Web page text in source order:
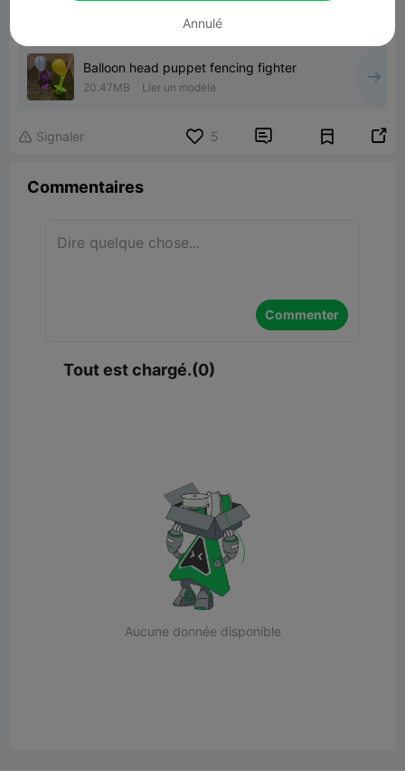
Balloon head puppet fencing fighter
20.47MB Lier un modèle
 Signaler 5  
Commentaires
Commenter
Tout est chargé.(0)
Aucune donnée disponible
Annulé